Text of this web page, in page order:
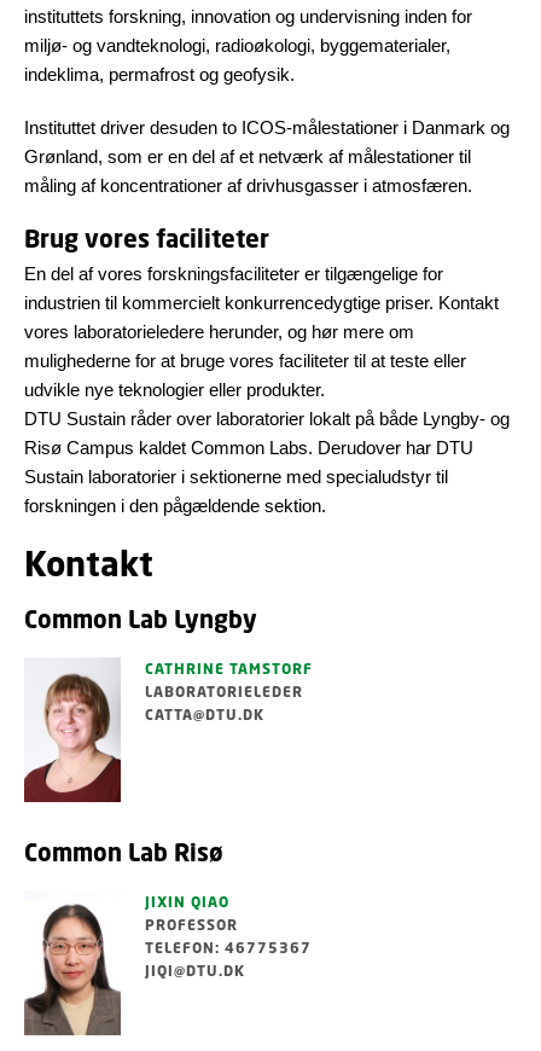
instituttets forskning, innovation og undervisning inden for
miljø- og vandteknologi, radioøkologi, byggematerialer,
indeklima, permafrost og geofysik.
Instituttet driver desuden to ICOS-målestationer i Danmark og
Grønland, som er en del af et netværk af målestationer til
måling af koncentrationer af drivhusgasser i atmosfæren.
Brug vores faciliteter
En del af vores forskningsfaciliteter er tilgængelige for
industrien til kommercielt konkurrencedygtige priser. Kontakt
vores laboratorieledere herunder, og hør mere om
mulighederne for at bruge vores faciliteter til at teste eller
udvikle nye teknologier eller produkter.
DTU Sustain råder over laboratorier lokalt på både Lyngby- og
Risø Campus kaldet Common Labs. Derudover har DTU
Sustain laboratorier i sektionerne med specialudstyr til
forskningen i den pågældende sektion.
Kontakt
Common Lab Lyngby
CATHRINE TAMSTORF
LABORATORIELEDER
CATTA@DTU.DK
Common Lab Risø
JIXIN QIAO
PROFESSOR
TELEFON: 46775367
JIQI@DTU.DK